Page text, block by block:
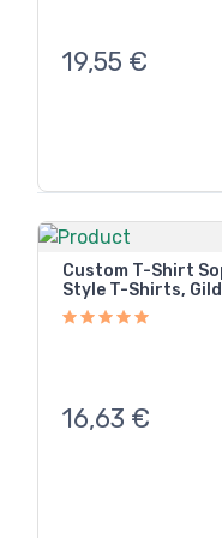
19,55 €
Custom T-Shirt
Style T-Shirts,
16,63 €